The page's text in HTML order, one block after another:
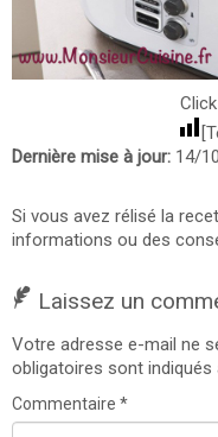
Dernière mise à jour: 14/
Si vous avez rélisé la
informations ou des
Laissez un
Votre adresse e-mail ne
obligatoires sont indiqués
Commentaire *